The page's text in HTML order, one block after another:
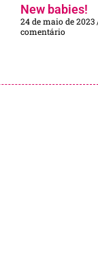
New babies!
24 de maio de 2023
comentário